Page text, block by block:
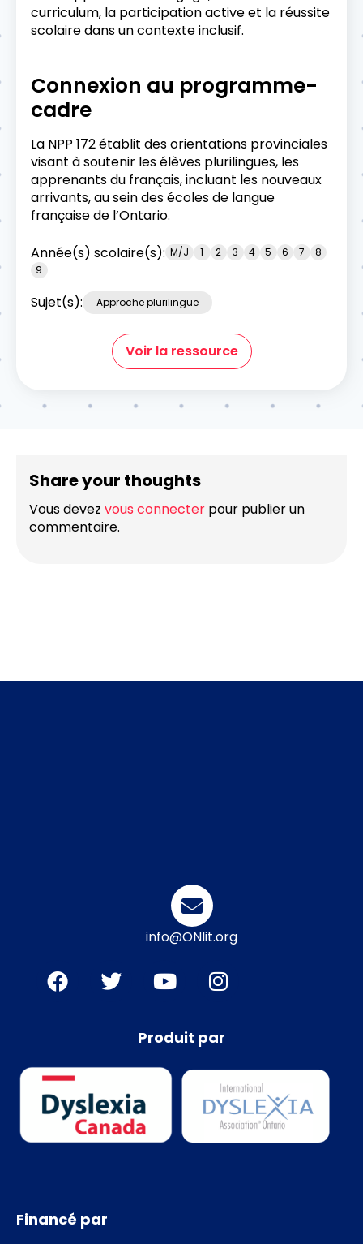
curriculum, la participation active et la réussite
scolaire dans un contexte inclusif.
Connexion au programme-
cadre
La NPP 172 établit des orientations provinciales
visant à soutenir les élèves plurilingues, les
apprenants du français, incluant les nouveaux
arrivants, au sein des écoles de langue
française de l’Ontario.
Année(s) scolaire(s): M/J 1 2 3 4 5 6 7
8
9
Sujet(s): Approche plurilingue
Voir la ressource
Share your thoughts
Vous devez vous connecter pour publier un
commentaire.
info@ONlit.org
Produit par
Financé par